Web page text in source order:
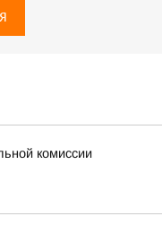
комиссии